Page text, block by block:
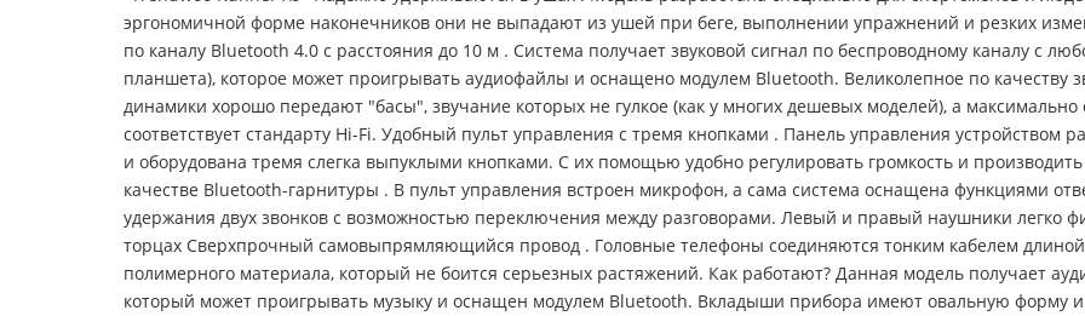
эргономичной форме наконечников они не выпадают из ушей при беге, выполнении упражнений и резких
по каналу Bluetooth 4.0 с расстояния до 10 м . Система получает звуковой сигнал по беспроводному каналу с
планшета), которое может проигрывать аудиофайлы и оснащено модулем Bluetooth. Великолепное по качеству
динамики хорошо передают "басы", звучание которых не гулкое (как у многих дешевых моделей), а максимально
соответствует стандарту Hi-Fi. Удобный пульт управления с тремя кнопками . Панель управления устройством
и оборудована тремя слегка выпуклыми кнопками. С их помощью удобно регулировать громкость и
качестве Bluetooth-гарнитуры . В пульт управления встроен микрофон, а сама система оснащена функциями
удержания двух звонков с возможностью переключения между разговорами. Левый и правый наушники легко
торцах Сверхпрочный самовыпрямляющийся провод . Головные телефоны соединяются тонким кабелем
полимерного материала, который не боится серьезных растяжений. Как работают? Данная модель получает
который может проигрывать музыку и оснащен модулем Bluetooth. Вкладыши прибора имеют овальную форму